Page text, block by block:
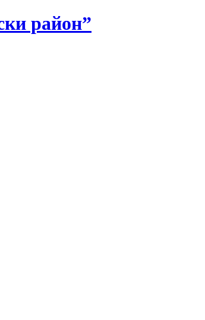
район”